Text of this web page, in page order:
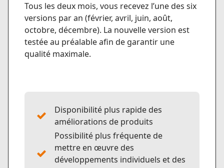
Tous les deux mois, vous recevez l’une des six
versions par an (février, avril, juin, août,
octobre, décembre). La nouvelle version est
testée au préalable afin de garantir une
qualité maximale.
Disponibilité plus rapide des
améliorations de produits
Possibilité plus fréquente de
mettre en œuvre des
développements individuels et des